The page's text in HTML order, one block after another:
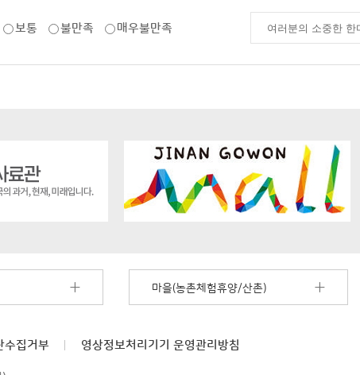
보통 불만족 매우불만족
마을(농촌체험휴양/산촌)
수집거부 영상정보처리기기 운영관리방침